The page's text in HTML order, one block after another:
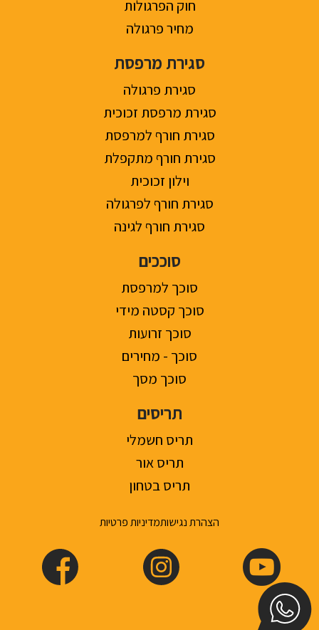
חוק הפרגולות
מחיר פרגולה
סגירת מרפסת
סגירת פרגולה
סגירת מרפסת זכוכית
סגירת חורף למרפסת
סגירת חורף מתקפלת
וילון זכוכית
סגירת חורף לפרגולה
סגירת חורף לגינה
סוככים
סוכך למרפסת
סוכך קסטה מידי
סוכך זרועות
סוכך - מחירים
סוכך מסך
תריסים
תריס חשמלי
תריס אור
תריס בטחון
הצהרת נגישותמדיניות פרטיות